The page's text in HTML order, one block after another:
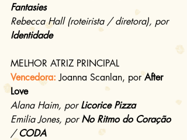
Fantasies
Rebecca Hall (roteirista / diretora), por
Identidade
MELHOR ATRIZ PRINCIPAL
Vencedora: Joanna Scanlan, por After
Love
Alana Haim, por Licorice Pizza
Emilia Jones, por No Ritmo do Coração
/ CODA